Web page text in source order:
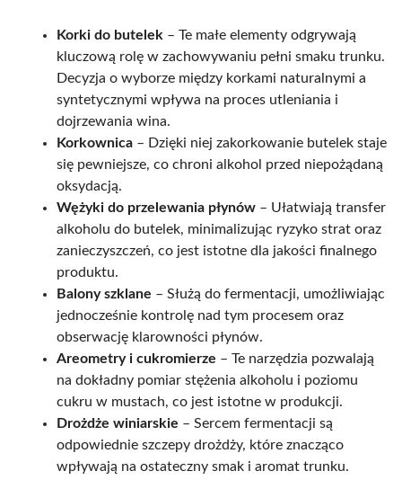
Korki do butelek – Te małe elementy odgrywają
kluczową rolę w zachowywaniu pełni smaku trunku.
Decyzja o wyborze między korkami naturalnymi a
syntetycznymi wpływa na proces utleniania i
dojrzewania wina.
Korkownica – Dzięki niej zakorkowanie butelek staje
się pewniejsze, co chroni alkohol przed niepożądaną
oksydacją.
Wężyki do przelewania płynów – Ułatwiają transfer
alkoholu do butelek, minimalizując ryzyko strat oraz
zanieczyszczeń, co jest istotne dla jakości finalnego
produktu.
Balony szklane – Służą do fermentacji, umożliwiając
jednocześnie kontrolę nad tym procesem oraz
obserwację klarowności płynów.
Areometry i cukromierze – Te narzędzia pozwalają
na dokładny pomiar stężenia alkoholu i poziomu
cukru w mustach, co jest istotne w produkcji.
Drożdże winiarskie – Sercem fermentacji są
odpowiednie szczepy drożdży, które znacząco
wpływają na ostateczny smak i aromat trunku.